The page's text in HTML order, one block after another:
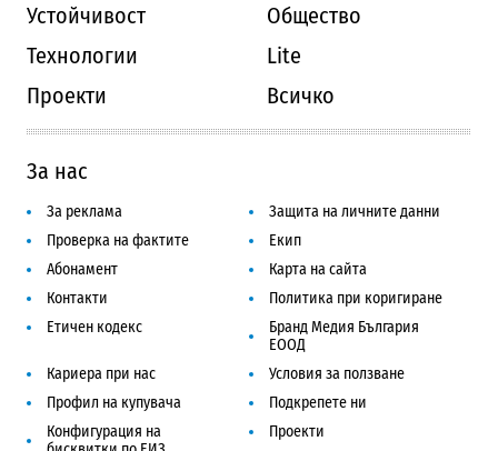
Устойчивост
Общество
Технологии
Lite
Проекти
Всичко
За нас
За реклама
Защита на личните данни
Проверка на фактите
Екип
Абонамент
Карта на сайта
Контакти
Политика при коригиране
Етичен кодекс
Бранд Медия България
ЕООД
Кариера при нас
Условия за ползване
Профил на купувача
Подкрепете ни
Конфигурация на
Проекти